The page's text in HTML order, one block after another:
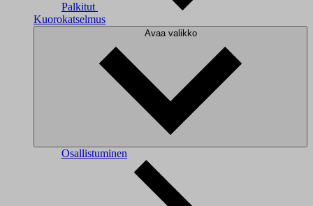
Palkitut
Kuorokatselmus
Avaa valikko
Osallistuminen